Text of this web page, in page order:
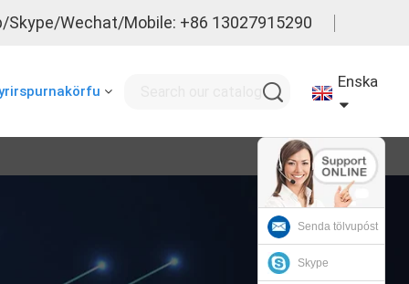
Skype/Wechat/Mobile: +86 13027915290
Enska
Senda tölvupóst
Skype